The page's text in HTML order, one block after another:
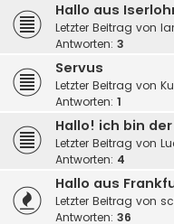
Hallo aus
Letzter Beitrag von
Antworten: 3
Servus
Letzter Beitrag von
Antworten: 1
Hallo! ich bin
Letzter Beitrag von
Antworten: 4
Hallo aus
Letzter Beitrag von
Antworten: 36